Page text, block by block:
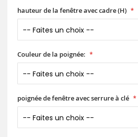
hauteur de la fenêtre avec cadre (H)
Couleur de la poignée:
poignée de fenêtre avec serrure à clé